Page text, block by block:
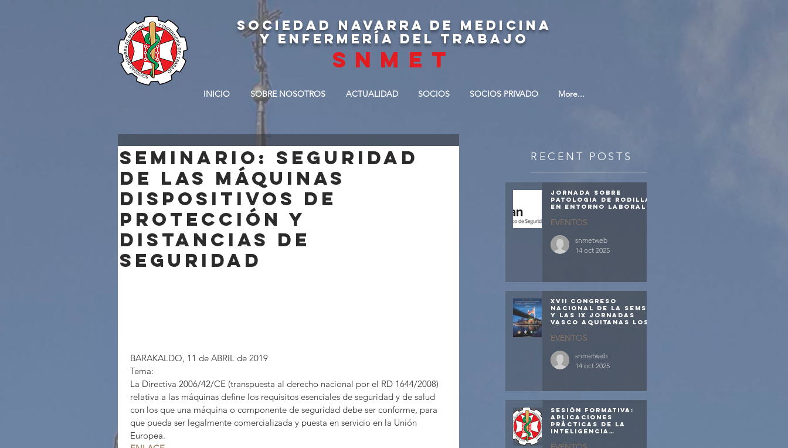
SOCIEDAD NAVARRA DE MEDICINA
Y ENFERMERÍA DEL TRABAJO
SNMET
INICIO SOBRE NOSOTROS ACTUALIDAD SOCIOS SOCIOS PRIVADO More...
RECENT POSTS
Jornada sobre
patologia de rodilla
en entorno laboral
EVENTOS
snmetweb
14 oct 2025
XVII Congreso
Nacional de la SEMST
y las IX Jornadas
Vasco Aquitanas los
febrero de 2026
EVENTOS
snmetweb
14 oct 2025
Sesión formativa:
APLICACIONES
PRÁCTICAS DE LA
INTELIGENCIA
EN LA MEDICINA Y
SEMINARIO: SEGURIDAD
DE LAS MÁQUINAS
DISPOSITIVOS DE
PROTECCIÓN Y
DISTANCIAS DE
SEGURIDAD
BARAKALDO, 11 de ABRIL de 2019
Tema:
La Directiva 2006/42/CE (transpuesta al derecho nacional por el RD 1644/2008)
relativa a las máquinas define los requisitos esenciales de seguridad y de salud
con los que una máquina o componente de seguridad debe ser conforme, para
que pueda ser legalmente comercializada y puesta en servicio en la Unión
Europea.